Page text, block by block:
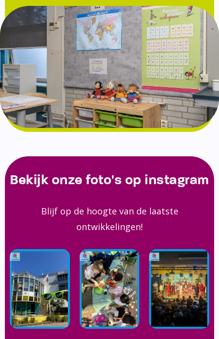
Bekijk onze foto's op instagram
Blijf op de hoogte van de laatste
ontwikkelingen!